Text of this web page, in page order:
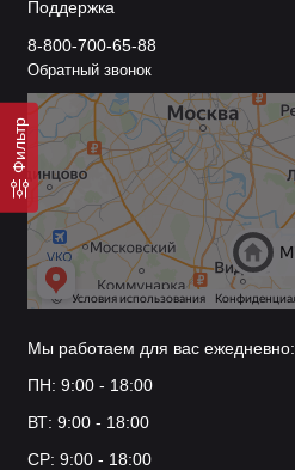
Фильтр
Поддержка
8-800-700-65-88
Обратный звонок
Мы работаем для вас ежедневно:
ПН: 9:00 - 18:00
ВТ: 9:00 - 18:00
СР: 9:00 - 18:00